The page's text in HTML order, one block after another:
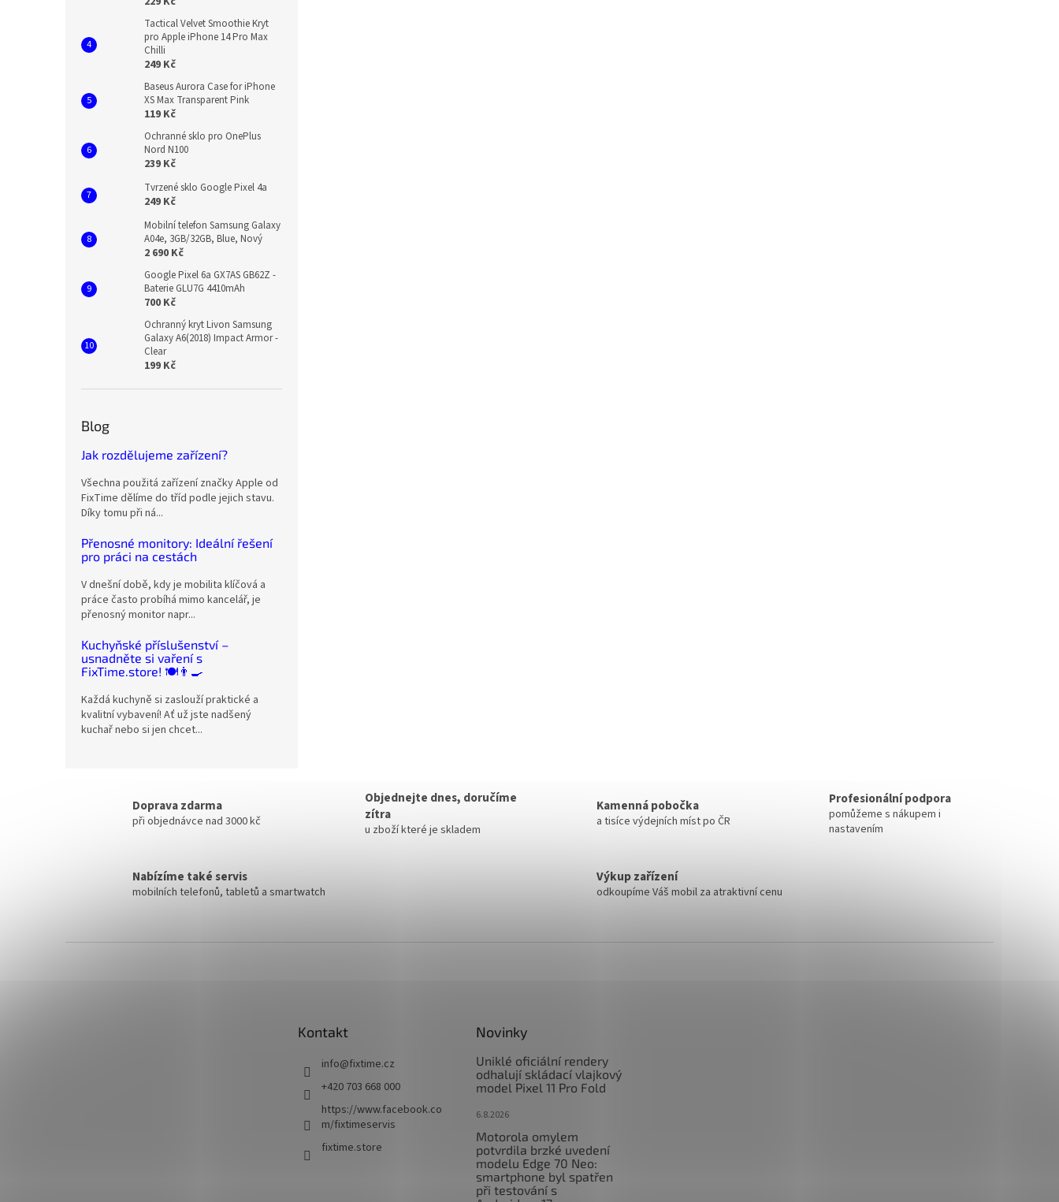
Tactical Velvet Smoothie Kryt
pro Apple iPhone 14 Pro Max
Chilli
249 Kč
Baseus Aurora Case for iPhone
XS Max Transparent Pink
119 Kč
Ochranné sklo pro OnePlus
Nord N100
239 Kč
Tvrzené sklo Google Pixel 4a
249 Kč
Mobilní telefon Samsung Galaxy
A04e, 3GB/32GB, Blue, Nový
2 690 Kč
Google Pixel 6a GX7AS GB62Z -
Baterie GLU7G 4410mAh
700 Kč
Ochranný kryt Livon Samsung
Galaxy A6(2018) Impact Armor -
Clear
199 Kč
Blog
Jak rozdělujeme zařízení?
Všechna použitá zařízení značky Apple od
FixTime dělíme do tříd podle jejich stavu.
Díky tomu při ná...
Přenosné monitory: Ideální řešení
pro práci na cestách
V dnešní době, kdy je mobilita klíčová a
práce často probíhá mimo kancelář, je
přenosný monitor napr...
Kuchyňské příslušenství –
usnadněte si vaření s
FixTime.store! 🍽️👨‍🍳
Každá kuchyně si zaslouží praktické a
kvalitní vybavení! Ať už jste nadšený
kuchař nebo si jen chcet...
Doprava zdarma
při objednávce nad 3000 kč
Objednejte dnes, doručíme
zítra
u zboží které je skladem
Kamenná pobočka
a tisíce výdejních míst po ČR
Profesionální podpora
pomůžeme s nákupem i
nastavením
Nabízíme také servis
mobilních telefonů, tabletů a smartwatch
Výkup zařízení
odkoupíme Váš mobil za atraktivní cenu
Kontakt
info@fixtime.cz
+420 703 668 000
https://www.facebook.co
m/fixtimeservis
fixtime.store
Novinky
Uniklé oficiální rendery
odhalují skládací vlajkový
model Pixel 11 Pro Fold
6.8.2026
Motorola omylem
potvrdila brzké uvedení
modelu Edge 70 Neo:
smartphone byl spatřen
při testování s